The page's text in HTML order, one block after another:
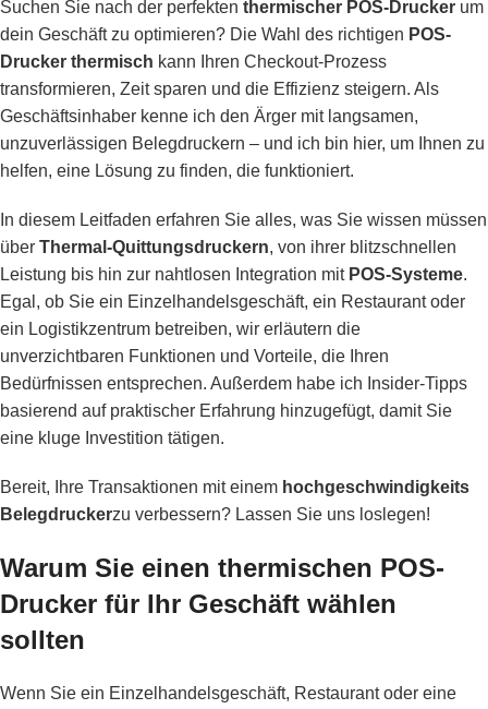
Suchen Sie nach der perfekten thermischer POS-Drucker um
dein Geschäft zu optimieren? Die Wahl des richtigen POS-
Drucker thermisch kann Ihren Checkout-Prozess
transformieren, Zeit sparen und die Effizienz steigern. Als
Geschäftsinhaber kenne ich den Ärger mit langsamen,
unzuverlässigen Belegdruckern – und ich bin hier, um Ihnen zu
helfen, eine Lösung zu finden, die funktioniert.
In diesem Leitfaden erfahren Sie alles, was Sie wissen müssen
über Thermal-Quittungsdruckern, von ihrer blitzschnellen
Leistung bis hin zur nahtlosen Integration mit POS-Systeme.
Egal, ob Sie ein Einzelhandelsgeschäft, ein Restaurant oder
ein Logistikzentrum betreiben, wir erläutern die
unverzichtbaren Funktionen und Vorteile, die Ihren
Bedürfnissen entsprechen. Außerdem habe ich Insider-Tipps
basierend auf praktischer Erfahrung hinzugefügt, damit Sie
eine kluge Investition tätigen.
Bereit, Ihre Transaktionen mit einem hochgeschwindigkeits
Belegdruckerzu verbessern? Lassen Sie uns loslegen!
Warum Sie einen thermischen POS-
Drucker für Ihr Geschäft wählen
sollten
Wenn Sie ein Einzelhandelsgeschäft, Restaurant oder eine